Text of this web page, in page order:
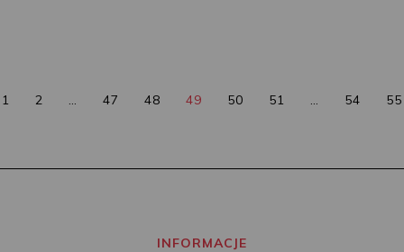
1 2 … 47 48 49 50 51 … 54 55
INFORMACJE